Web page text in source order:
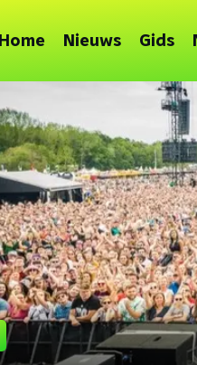
Home Nieuws Gids